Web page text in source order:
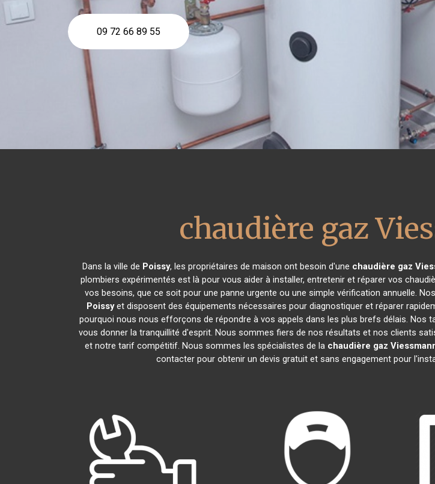
09 72 66 89 55
chaudière gaz
Dans la ville de Poissy, les propriétaires de maison ont besoin d'une chaudière gaz
plombiers expérimentés est là pour vous aider à installer, entretenir et réparer vos
vos besoins, que ce soit pour une panne urgente ou une simple vérification annuelle.
Poissyet disposent des équipements nécessaires pour diagnostiquer et réparer
pourquoi nous nous efforçons de répondre à vos appels dans les plus brefs délais.
vous donner la tranquillité d'esprit. Nous sommes fiers de nos résultats et nos clients
et notre tarif compétitif. Nous sommes les spécialistes de la chaudière gaz
contacter pour obtenir un devis gratuit et sans engagement pour